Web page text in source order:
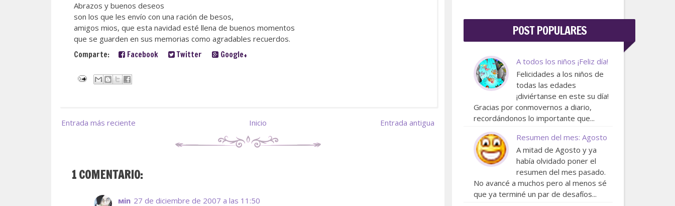
Abrazos y buenos deseos
son los que les envío con una ración de besos,
amigos mios, que esta navidad esté llena de buenos momentos
que se guarden en sus memorias como agradables recuerdos.
Comparte: Facebook Twitter Google+
Entrada más reciente Entrada antigua
Inicio
1 COMENTARIO:
мin 27 de diciembre de 2007 a las 11:50
POST POPULARES
A todos los niños ¡Feliz día!
Felicidades a los niños de
todas las edades
¡diviértanse en este su día!
Gracias por conmovernos a diario,
recordándonos lo importante que...
Resumen del mes: Agosto
A mitad de Agosto y ya
había olvidado poner el
resumen del mes pasado.
No avancé a muchos pero al menos sé
que ya terminé un par de desafíos...